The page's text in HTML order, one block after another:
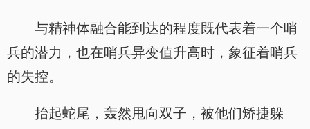
与精神体融合能到达的程度既代表着一个哨
兵的潜力，也在哨兵异变值升高时，象征着哨兵
的失控。
抬起蛇尾，轰然甩向双子，被他们矫捷躲